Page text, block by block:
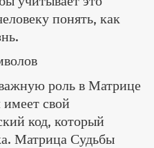
понять, как
роль в Матрице
свой
код, который
Матрица Судьбы